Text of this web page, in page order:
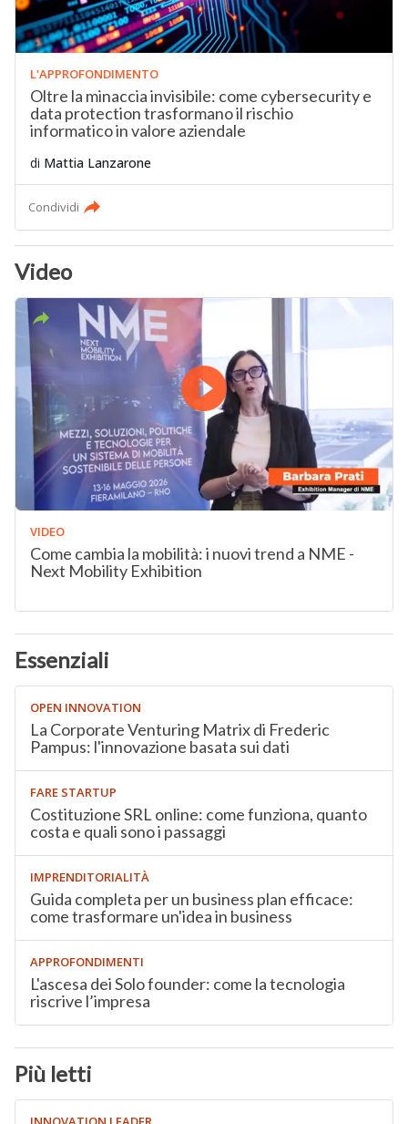
L'APPROFONDIMENTO
Oltre la minaccia invisibile: come cybersecurity e
data protection trasformano il rischio
informatico in valore aziendale
di Mattia Lanzarone
Condividi
Video
VIDEO
Come cambia la mobilità: i nuovi trend a NME -
Next Mobility Exhibition
Essenziali
OPEN INNOVATION
La Corporate Venturing Matrix di Frederic
Pampus: l'innovazione basata sui dati
FARE STARTUP
Costituzione SRL online: come funziona, quanto
costa e quali sono i passaggi
IMPRENDITORIALITÀ
Guida completa per un business plan efficace:
come trasformare un'idea in business
APPROFONDIMENTI
L'ascesa dei Solo founder: come la tecnologia
riscrive l’impresa
Più letti